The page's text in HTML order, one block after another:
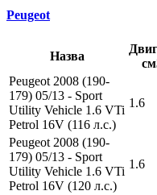
Peugeot
Назва
Peugeot 2008 (190-
179) 05/13 - Sport
Utility Vehicle 1.6 VTi
Petrol 16V (116 л.с.)
1.6
Peugeot 2008 (190-
179) 05/13 - Sport
Utility Vehicle 1.6 VTi
Petrol 16V (120 л.с.)
1.6